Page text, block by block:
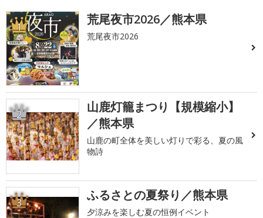
1 荒尾夜市2026／熊本県
荒尾夜市2026
2
山鹿灯籠まつり【規模縮小】
／熊本県
山鹿の町全体を美しい灯りで彩る、夏の風
物詩
3 ふるさとの夏祭り／熊本県
夕涼みを楽しむ夏の恒例イベント